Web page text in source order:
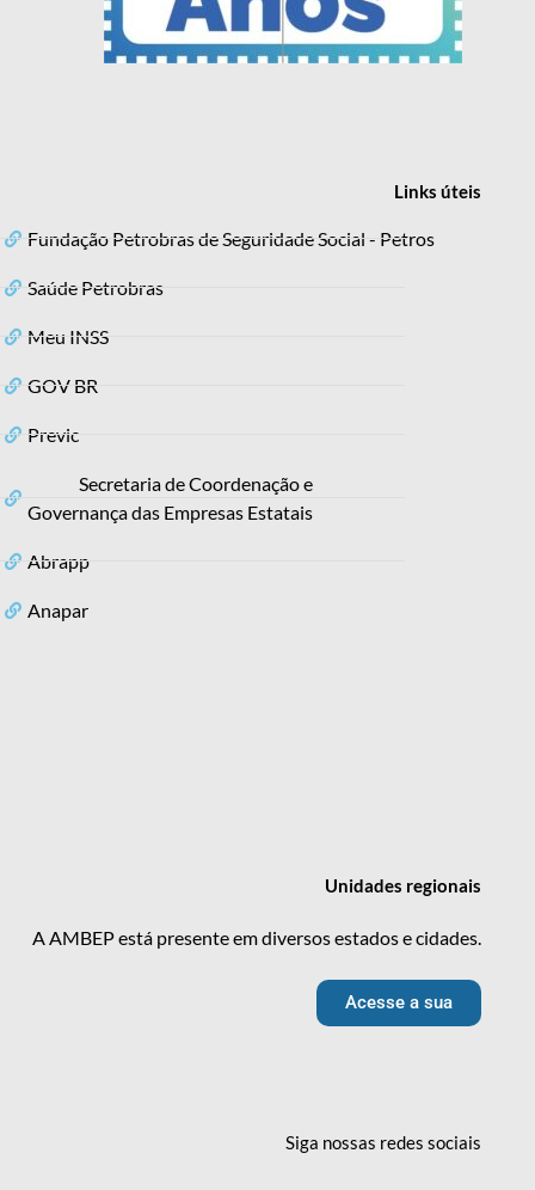
Linksúteis
Fundação Petrobras de Seguridade Social - Petros
Saúde Petrobras
Meu INSS
GOV BR
Previc
Secretaria de Coordenação e
Governança das Empresas Estatais
Abrapp
Anapar
Unidades regionais
A AMBEP está presente em diversos estados e cidades.
Acesse a sua
Siga nossas redessociais